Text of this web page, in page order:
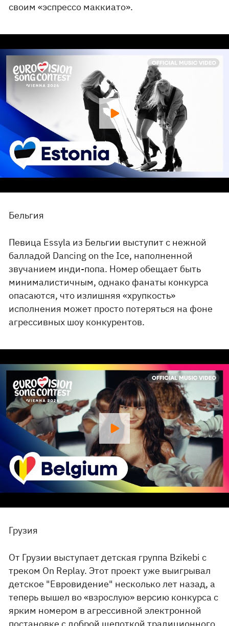
своим «эспрессо маккиато».
Бельгия
Певица Essyla из Бельгии выступит с нежной
балладой Dancing on the Ice, наполненной
звучанием инди-попа. Номер обещает быть
минималистичным, однако фанаты конкурса
опасаются, что излишняя «хрупкость»
исполнения может просто потеряться на фоне
агрессивных шоу конкурентов.
Грузия
От Грузии выступает детская группа Bzikebi с
треком On Replay. Этот проект уже выигрывал
детское "Евровидение" несколько лет назад, а
теперь вышел во «взрослую» версию конкурса с
ярким номером в агрессивной электронной